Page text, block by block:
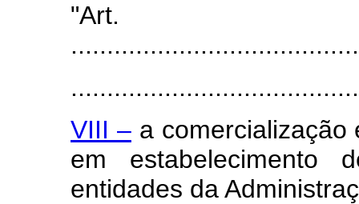
VIII –a comercialização
em
entidades da